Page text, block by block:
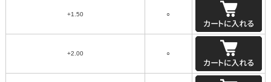
+1.50 ○
+2.00 ○